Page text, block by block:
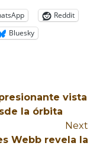
Reddit
Bluesky
vista
la órbita
Next
Webb revela la